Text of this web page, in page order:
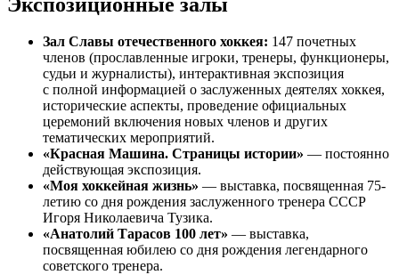
Зал Славы отечественного хоккея: 147 почетных
членов (прославленные игроки, тренеры, функционеры,
судьи и журналисты), интерактивная экспозиция
с полной информацией о заслуженных деятелях хоккея,
исторические аспекты, проведение официальных
церемоний включения новых членов и других
тематических мероприятий.
«Красная Машина. Страницы истории» — постоянно
действующая экспозиция.
«Моя хоккейная жизнь» — выставка, посвященная 75-
летию со дня рождения заслуженного тренера СССР
Игоря Николаевича Тузика.
«Анатолий Тарасов 100 лет» — выставка,
посвященная юбилею со дня рождения легендарного
советского тренера.